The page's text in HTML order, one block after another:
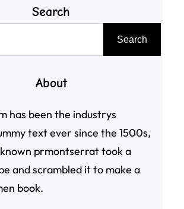
Search
Search
About
has been the industrys
text ever since the 1500s,
prmontserrat took a
and scrambled it to make a
book.